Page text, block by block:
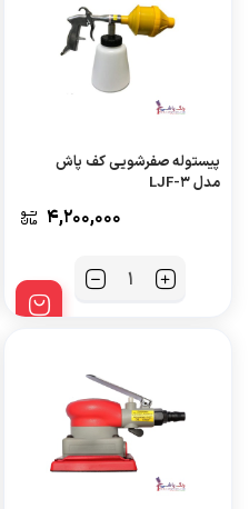
پیستوله صفرشویی کف پاش
مدل LJF-۳
4,200,000
تعداد